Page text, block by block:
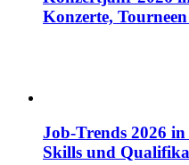
Konzerte,
Job-Trends 2026
Skills und